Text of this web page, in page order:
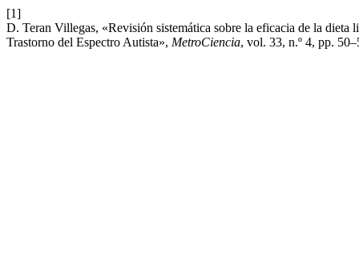
[1]
D. Teran Villegas, «Revisión sistemática sobre la eficacia de la dieta
Trastorno del Espectro Autista», MetroCiencia, vol. 33, n.º 4, pp.